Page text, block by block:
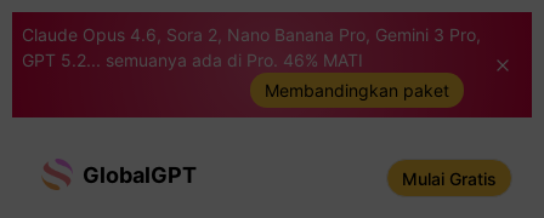
Claude Opus 4.6, Sora 2, Nano Banana Pro, Gemini 3 Pro,
GPT 5.2... semuanya ada di Pro. 46% MATI
Membandingkan paket
GlobalGPT Mulai Gratis